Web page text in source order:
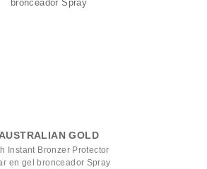
AUSTRALIAN GOLD
Instant Bronzer Protector
en gel bronceador Spray